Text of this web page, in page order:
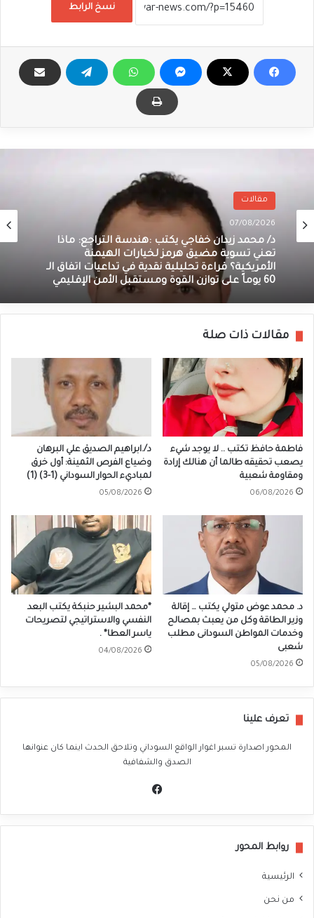
نسخ الرابط
مقالات
07/08/2026
د/ محمد زيدان خفاجي يكتب :هندسة التراجع: ماذا
تعني تسوية مضيق هرمز لخيارات الهيمنة
الأمريكية؟ قراءة تحليلية نقدية في تداعيات اتفاق الـ
60 يوماً على توازن القوة ومستقبل الأمن الإقليمي
مقالات ذات صلة
فاطمة حافظ تكتب .. لا يوجد شيء
يصعب تحقيقه طالما أن هنالك إرادة
ومقاومة شعبية
06/08/2026
د/.ابراهيم الصديق علي البرهان
وضياع الفرص الثمينة: أول خرق
لمباديء الحوار السوداني (1-3) (1)
05/08/2026
د. محمد عوض متولي يكتب … إقالة
وزير الطاقة وكل من يعبث بمصالح
وخدمات المواطن السودانى مطلب
شعبى
05/08/2026
*محمد البشير حنبكة يكتب البعد
النفسي والاستراتيجي لتصريحات
ياسر العطا* .
04/08/2026
تعرف علينا
المحور اصدارة تسبر اغوار الواقع السوداني وتلاحق الحدث اينما كان عنوانها
الصدق والشفافية
روابط المحور
الرئيسية
من نحن